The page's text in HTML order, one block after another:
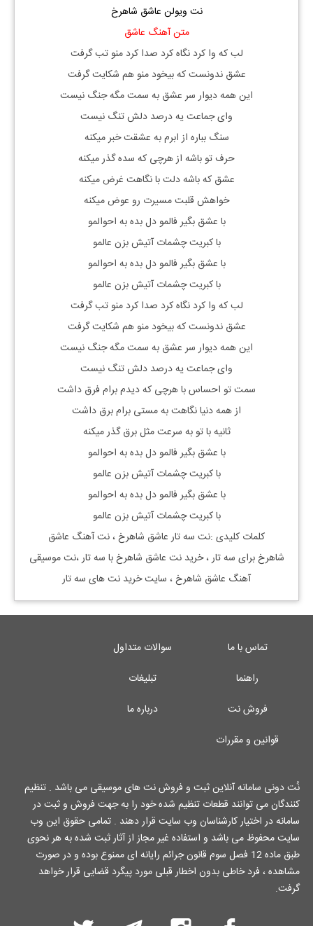
نت ویولن عاشق شاهرخ
متن آهنگ عاشق
لب که وا کرد نگاه کرد صدا کرد منو تب گرفت
عشق ندونست که بیخود منو هم شکایت گرفت
این همه دیوار سر عشق به سمت مگه جنگ نیست
وای جماعت یه درصد دلش تنگ نیست
سنگ بباره از ابرم به عشقت خبر میکنه
حرف تو باشه از هرچی که سده گذر میکنه
عشق که باشه دلت با نگاهت غرض میکنه
خواهش قلبت مسیرت رو عوض میکنه
با عشق بگیر فالمو دل بده به احوالمو
با کبریت چشمات آتیش بزن عالمو
با عشق بگیر فالمو دل بده به احوالمو
با کبریت چشمات آتیش بزن عالمو
لب که وا کرد نگاه کرد صدا کرد منو تب گرفت
عشق ندونست که بیخود منو هم شکایت گرفت
این همه دیوار سر عشق به سمت مگه جنگ نیست
وای جماعت یه درصد دلش تنگ نیست
سمت تو احساس با هرچی که دیدم برام فرق داشت
از همه دنیا نگاهت به مستی برام برق داشت
ثانیه با تو به سرعت مثل برق گذر میکنه
با عشق بگیر فالمو دل بده به احوالمو
با کبریت چشمات آتیش بزن عالمو
با عشق بگیر فالمو دل بده به احوالمو
با کبریت چشمات آتیش بزن عالمو
کلمات کلیدی :نت سه تار عاشق شاهرخ، نت آهنگ عاشق
شاهرخبرای سه تار ، خرید نت عاشق شاهرخبا سه تار ،نت موسیقی
آهنگ عاشق شاهرخ، سایت خرید نت های سه تار
تماس با ما
سوالات متداول
راهنما
تبلیغات
فروش نت
درباره ما
قوانین و مقررات
نُت دونی سامانه آنلاین ثبت و فروش نت های موسیقی می باشد . تنظیم
کنندگان می توانند قطعات تنظیم شده خود را به جهت فروش و ثبت در
سامانه در اختیار کارشناسان وب سایت قرار دهند . تمامی حقوق این وب
سایت محفوظ می باشد و استفاده غیر مجاز از آثار ثبت شده به هر نحوی
طبق ماده 12 فصل سوم قانون جرائم رایانه ای ممنوع بوده و در صورت
مشاهده ، فرد خاطی بدون اخطار قبلی مورد پیگرد قضایی قرار خواهد
گرفت.